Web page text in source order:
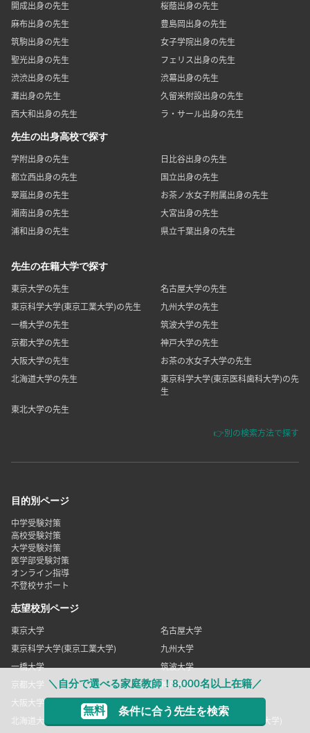
＼自分で選べる家庭教師！8,000名以上在籍／
無料 条件に合う先生を検索
開成出身の先生
桜蔭出身の先生
麻布出身の先生
豊島岡出身の先生
筑駒出身の先生
女子学院出身の先生
聖光出身の先生
フェリス出身の先生
渋渋出身の先生
渋幕出身の先生
灘出身の先生
久留米附設出身の先生
西大和出身の先生
ラ・サール出身の先生
先生の出身高校で探す
学附出身の先生
日比谷出身の先生
都立西出身の先生
国立出身の先生
翠嵐出身の先生
お茶ノ水女子附属出身の先生
湘南出身の先生
大宮出身の先生
浦和出身の先生
県立千葉出身の先生
先生の在籍大学で探す
東京大学の先生
名古屋大学の先生
東京科学大学(東京工業大学)の先生
九州大学の先生
一橋大学の先生
筑波大学の先生
京都大学の先生
神戸大学の先生
大阪大学の先生
お茶の水女子大学の先生
北海道大学の先生
東京科学大学(東京医科歯科大学)の先
生
東北大学の先生
👉別の検索方法で探す
目的別ページ
中学受験対策
高校受験対策
大学受験対策
医学部受験対策
オンライン指導
不登校サポート
志望校別ページ
東京大学
名古屋大学
東京科学大学(東京工業大学)
九州大学
一橋大学
筑波大学
京都大学
神戸大学
大阪大学
お茶の水女子大学
北海道大学
東京科学大学(東京医科歯科大学)